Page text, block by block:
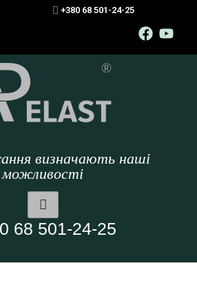
+380 68 501-24-25
визначають наші
можливості
68 501-24-25